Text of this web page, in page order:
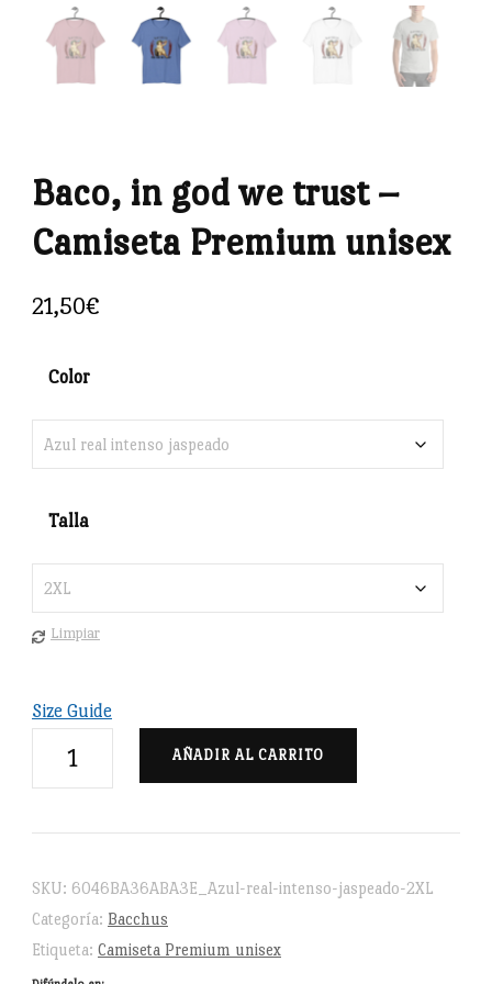
Baco, in god we trust –
Camiseta Premium unisex
21,50€
Color
Talla
Limpiar
Size Guide
trust
-
Camiseta
AÑADIR AL CARRITO
SKU: 6046BA36ABA3E_Azul-real-intenso-jaspeado-2XL
Categoría: Bacchus
Etiqueta: Camiseta Premium unisex